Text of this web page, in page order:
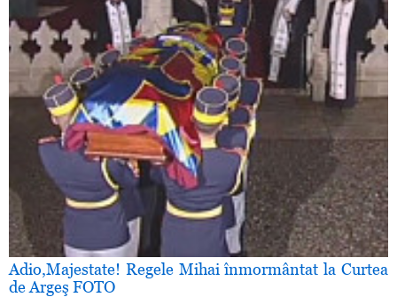
Adio,Majestate! Regele Mihai înmormântat la Curtea
de Argeş FOTO